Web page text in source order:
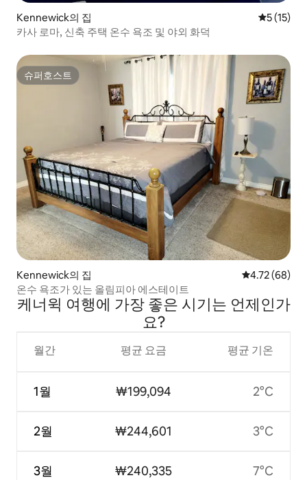
Kennewick의 집 평점 5점
5 (15)
카사 로마, 신축 주택 온수 욕조 및 야외 화덕
슈퍼호스트
슈퍼호스트
Kennewick의 집 평점 4.72점(5
4.72 (68)
온수 욕조가 있는 올림피아 에스테이트
케너윅 여행에 가장 좋은 시기는 언제인가
요?
월간
1월
2월
3월
평균 요금
₩199,094
₩244,601
₩240,335
평균 기온
2°C
3°C
7°C